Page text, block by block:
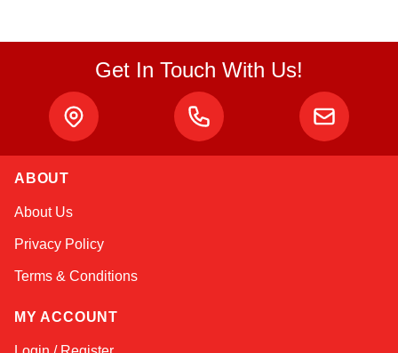
Get In Touch With Us!
ABOUT
About Us
Privacy Policy
Terms & Conditions
MY ACCOUNT